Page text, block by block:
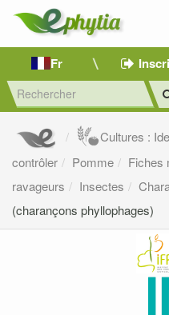
Fr
Cultures :
contrôler
Pomme
Fiches
ravageurs
Insectes
(charançons phyllophages)